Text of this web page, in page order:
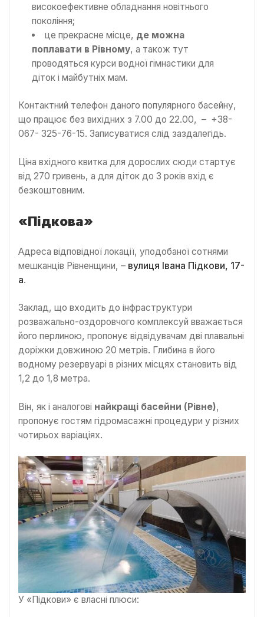
високоефективне обладнання новітнього
покоління;
це прекрасне місце, де можна
поплавати в Рівному, а також тут
проводяться курси водної гімнастики для
діток і майбутніх мам.
Контактний телефон даного популярного басейну,
що працює без вихідних з 7.00 до 22.00, – +38-
067- 325-76-15. Записуватися слід заздалегідь.
Ціна вхідного квитка для дорослих сюди стартує
від 270 гривень, а для діток до 3 років вхід є
безкоштовним.
«Підкова»
Адреса відповідної локації, уподобаної сотнями
мешканців Рівненщини, – вулиця Івана Підкови, 17-
а.
Заклад, що входить до інфраструктури
розважально-оздоровчого комплексуй вважається
його перлиною, пропонує відвідувачам дві плавальні
доріжки довжиною 20 метрів. Глибина в його
водному резервуарі в різних місцях становить від
1,2 до 1,8 метра.
Він, як і аналогові найкращі басейни (Рівне),
пропонує гостям гідромасажні процедури у різних
чотирьох варіаціях.
У «Підкови» є власні плюси: